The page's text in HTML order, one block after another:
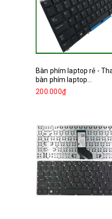
Bàn phím laptop rẻ -
bàn phím laptop...
200.000₫